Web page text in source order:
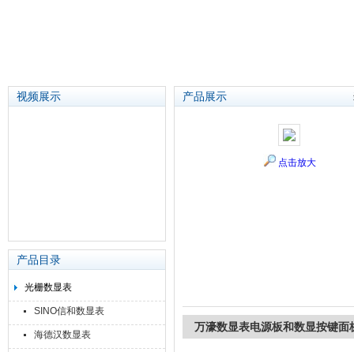
视频展示
产品目录
光栅数显表
SINO信和数显表
海德汉数显表
产品展示
点击放大
万濠数显表电源板和数显按键面